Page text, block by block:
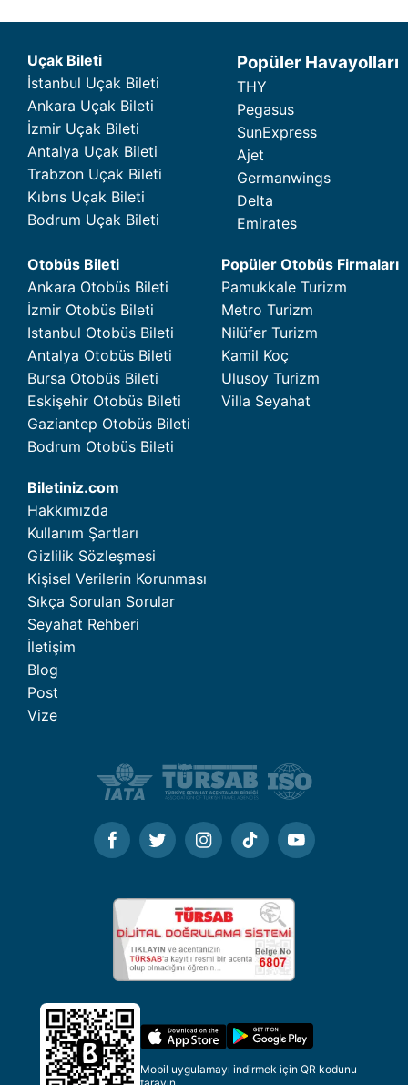
Uçak Bileti
İstanbul Uçak Bileti
Ankara Uçak Bileti
İzmir Uçak Bileti
Antalya Uçak Bileti
Trabzon Uçak Bileti
Kıbrıs Uçak Bileti
Bodrum Uçak Bileti
Popüler Havayolları
THY
Pegasus
SunExpress
Ajet
Germanwings
Delta
Emirates
Otobüs Bileti
Ankara Otobüs Bileti
İzmir Otobüs Bileti
Istanbul Otobüs Bileti
Antalya Otobüs Bileti
Bursa Otobüs Bileti
Eskişehir Otobüs Bileti
Gaziantep Otobüs Bileti
Bodrum Otobüs Bileti
Popüler Otobüs Firmaları
Pamukkale Turizm
Metro Turizm
Nilüfer Turizm
Kamil Koç
Ulusoy Turizm
Villa Seyahat
Biletiniz.com
Hakkımızda
Kullanım Şartları
Gizlilik Sözleşmesi
Kişisel Verilerin Korunması
Sıkça Sorulan Sorular
Seyahat Rehberi
İletişim
Blog
Post
Vize
Mobil uygulamayı indirmek için QR kodunu